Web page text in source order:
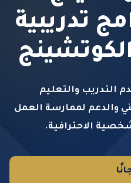
تدريبية
التدريب والتعليم
والدعم لممارسة العمل
الاحترافية.